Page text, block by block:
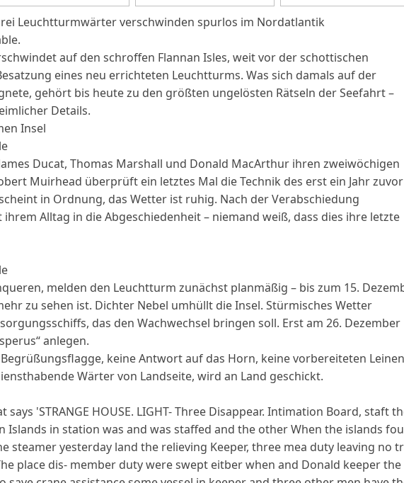
Leuchtturmwärter verschwinden spurlos im Nordatlantik
auf den schroffen Flannan Isles, weit vor der schottischen
eines neu errichteten Leuchtturms. Was sich damals auf der
gehört bis heute zu den größten ungelösten Rätseln der Seefahrt –
Details.
Insel
Ducat, Thomas Marshall und Donald MacArthur ihren zweiwöchigen
Muirhead überprüft ein letztes Mal die Technik des erst ein Jahr zuvor
in Ordnung, das Wetter ist ruhig. Nach der Verabschiedung
Alltag in die Abgeschiedenheit – niemand weiß, dass dies ihre letzte
melden den Leuchtturm zunächst planmäßig – bis zum 15.
zu sehen ist. Dichter Nebel umhüllt die Insel. Stürmisches Wetter
das den Wachwechsel bringen soll. Erst am 26. Dezember
anlegen.
keine Antwort auf das Horn, keine vorbereiteten Leinen
Wärter von Landseite, wird an Land geschickt.